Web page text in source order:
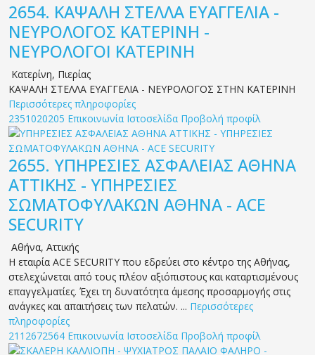
2654. ΚΑΨΑΛΗ ΣΤΕΛΛΑ ΕΥΑΓΓΕΛΙΑ -
ΝΕΥΡΟΛΟΓΟΣ ΚΑΤΕΡΙΝΗ -
ΝΕΥΡΟΛΟΓΟΙ ΚΑΤΕΡΙΝΗ
Κατερίνη, Πιερίας
ΚΑΨΑΛΗ ΣΤΕΛΛΑ ΕΥΑΓΓΕΛΙΑ - ΝΕΥΡΟΛΟΓΟΣ ΣΤΗΝ ΚΑΤΕΡΙΝΗ
Περισσότερες πληροφορίες
2351020205 Επικοινωνία Ιστοσελίδα Προβολή προφίλ
2655. ΥΠΗΡΕΣΙΕΣ ΑΣΦΑΛΕΙΑΣ ΑΘΗΝΑ
ΑΤΤΙΚΗΣ - ΥΠΗΡΕΣΙΕΣ
ΣΩΜΑΤΟΦΥΛΑΚΩΝ ΑΘΗΝΑ - ACE
SECURITY
Αθήνα, Αττικής
Η εταιρία ACE SECURITY που εδρεύει στο κέντρο της Αθήνας,
στελεχώνεται από τους πλέον αξιόπιστους και καταρτισμένους
επαγγελματίες. Έχει τη δυνατότητα άμεσης προσαρμογής στις
ανάγκες και απαιτήσεις των πελατών. ... Περισσότερες
πληροφορίες
2112672564 Επικοινωνία Ιστοσελίδα Προβολή προφίλ